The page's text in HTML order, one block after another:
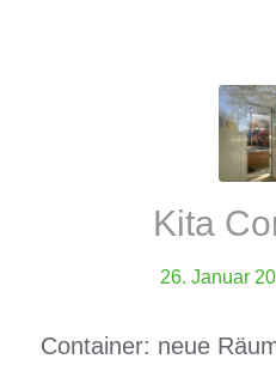
Kita
26. Januar
Container: neue